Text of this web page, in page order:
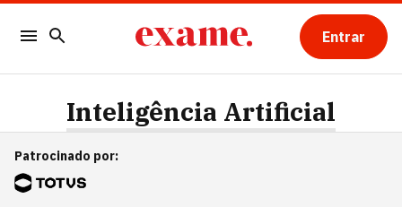
Entrar
Inteligência Artificial
Patrocinado por: